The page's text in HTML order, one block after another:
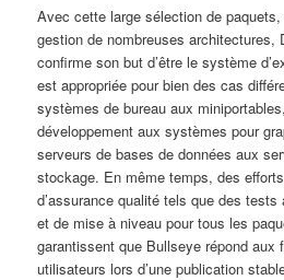
Avec cette large sélection de
gestion de nombreuses architectures,
confirme son but d’être lesystème
est appropriée pour bien des cas
systèmes de bureau aux
développement aux systèmes pour
serveurs de bases de données aux
stockage. En même temps, des
d’assurance qualité tels que des tests
et de mise à niveau pour tous les
garantissent que Bullseye répond aux
utilisateurs lors d’une publication